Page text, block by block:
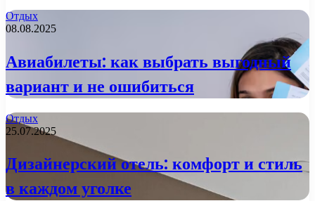
Отдых
08.08.2025
Авиабилеты: как выбрать выгодный
вариант и не ошибиться
Отдых
25.07.2025
Дизайнерский отель: комфорт и стиль
в каждом уголке